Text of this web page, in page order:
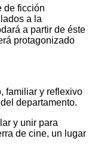
de ficción
a la
a partir de éste
protagonizado
familiar y reflexivo
departamento.
y unir para
de cine, un lugar